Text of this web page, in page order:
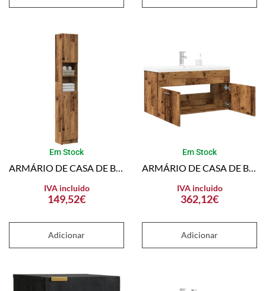
Em Stock
149,52€
IVA incluido
Adicionar
Em Stock
362,12€
IVA incluido
Adicionar